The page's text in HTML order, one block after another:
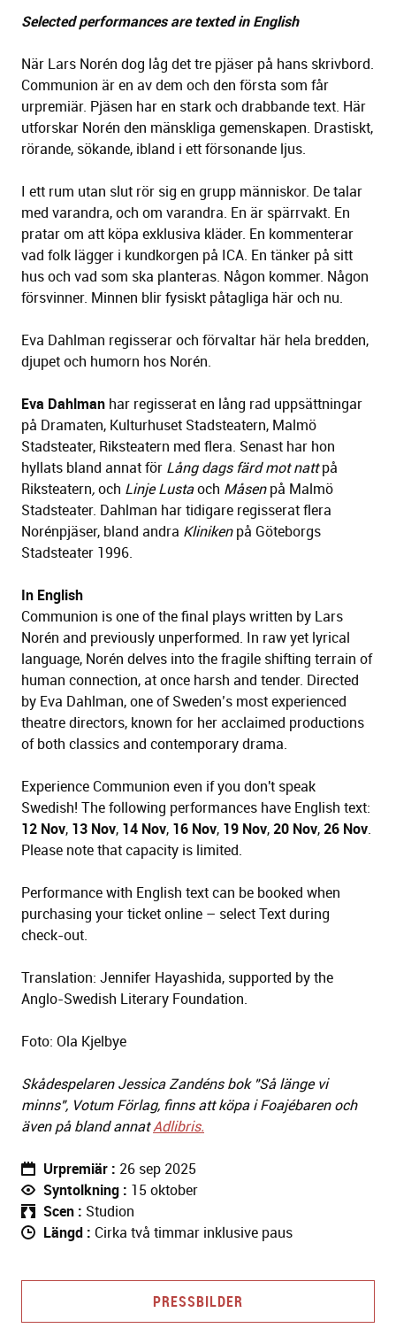
Selected performances are texted in English
När Lars Norén dog låg det tre pjäser på hans skrivbord.
Communion är en av dem och den första som får
urpremiär. Pjäsen har en stark och drabbande text. Här
utforskar Norén den mänskliga gemenskapen. Drastiskt,
rörande, sökande, ibland i ett försonande ljus.
I ett rum utan slut rör sig en grupp människor. De talar
med varandra, och om varandra. En är spärrvakt. En
pratar om att köpa exklusiva kläder. En kommenterar
vad folk lägger i kundkorgen på ICA. En tänker på sitt
hus och vad som ska planteras. Någon kommer. Någon
försvinner. Minnen blir fysiskt påtagliga här och nu.
Eva Dahlman regisserar och förvaltar här hela bredden,
djupet och humorn hos Norén.
Eva Dahlman har regisserat en lång rad uppsättningar
på Dramaten, Kulturhuset Stadsteatern, Malmö
Stadsteater, Riksteatern med flera. Senast har hon
hyllats bland annat för Lång dags färd mot nattpå
Riksteatern,och Linje Lustaoch Måsenpå Malmö
Stadsteater. Dahlman har tidigare regisserat flera
Norénpjäser, bland andra Klinikenpå Göteborgs
Stadsteater 1996.
In English
Communion is one of the final plays written by Lars
Norén and previously unperformed. In raw yet lyrical
language, Norén delves into the fragile shifting terrain of
human connection, at once harsh and tender. Directed
by Eva Dahlman, one of Sweden’s most experienced
theatre directors, known for her acclaimed productions
of both classics and contemporary drama.
Experience Communion even if you don't speak
Swedish! The following performances have English text:
12 Nov, 13 Nov, 14 Nov, 16 Nov, 19 Nov,20 Nov,26 Nov.
Please note that capacity is limited.
Performance with English text can be booked when
purchasing your ticket online – select Text during
check-out.
Translation: Jennifer Hayashida, supported by the
Anglo-Swedish Literary Foundation.
Foto: Ola Kjelbye
Skådespelaren Jessica Zandéns bok "Så länge vi
minns", Votum Förlag, finns att köpa i Foajébaren och
även på bland annatAdlibris.
Urpremiär
26 sep 2025
Syntolkning
15 oktober
Scen
Studion
Längd
Cirka två timmar inklusive paus
PRESSBILDER